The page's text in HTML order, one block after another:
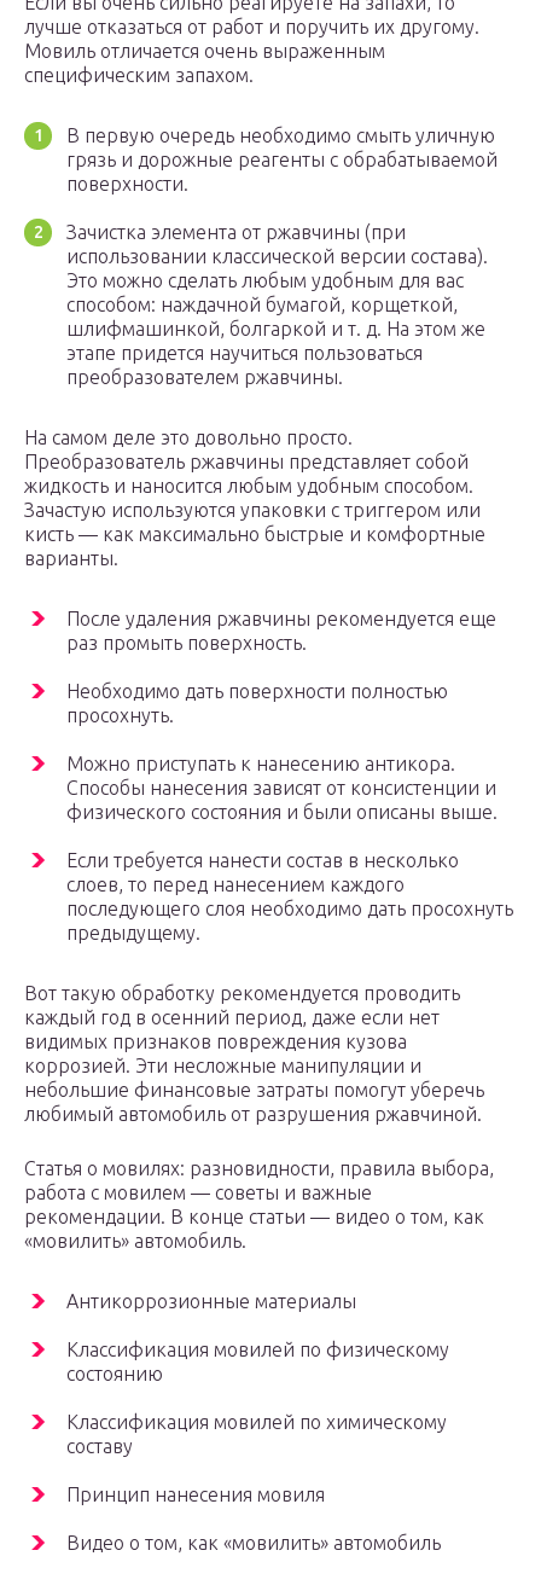
лучше отказаться от работ и поручить их другому.
Мовиль отличается очень выраженным
специфическим запахом.
В первую очередь необходимо смыть уличную
грязь и дорожные реагенты с обрабатываемой
поверхности.
Зачистка элемента от ржавчины (при
использовании классической версии состава).
Это можно сделать любым удобным для вас
способом: наждачной бумагой, корщеткой,
шлифмашинкой, болгаркой и т. д. На этом же
этапе придется научиться пользоваться
преобразователем ржавчины.
На самом деле это довольно просто.
Преобразователь ржавчины представляет собой
жидкость и наносится любым удобным способом.
Зачастую используются упаковки с триггером или
кисть — как максимально быстрые и комфортные
варианты.
После удаления ржавчины рекомендуется еще
раз промыть поверхность.
Необходимо дать поверхности полностью
просохнуть.
Можно приступать к нанесению антикора.
Способы нанесения зависят от консистенции и
физического состояния и были описаны выше.
Если требуется нанести состав в несколько
слоев, то перед нанесением каждого
последующего слоя необходимо дать просохнуть
предыдущему.
Вот такую обработку рекомендуется проводить
каждый год в осенний период, даже если нет
видимых признаков повреждения кузова
коррозией. Эти несложные манипуляции и
небольшие финансовые затраты помогут уберечь
любимый автомобиль от разрушения ржавчиной.
Статья о мовилях: разновидности, правила выбора,
работа с мовилем — советы и важные
рекомендации. В конце статьи — видео о том, как
«мовилить» автомобиль.
Антикоррозионные материалы
Классификация мовилей по физическому
состоянию
Классификация мовилей по химическому
составу
Принцип нанесения мовиля
Видео о том, как «мовилить» автомобиль